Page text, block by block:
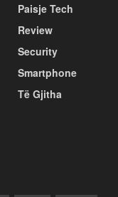
Paisje Tech
Review
Security
Smartphone
Të Gjitha